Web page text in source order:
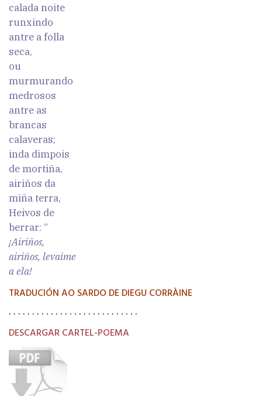
calada noite
runxindo
antre a folla
seca,
ou
murmurando
medrosos
antre as
brancas
calaveras;
inda dimpois
de mortiña,
airiños da
miña terra,
Heivos de
berrar: “
¡Airiños,
airiños, levaime
a ela!
TRADUCIÓN AO SARDO DE DIEGU CORRÀINE
. . . . . . . . . . . . . . . . . . . . . . . . . . . .
DESCARGAR CARTEL-POEMA